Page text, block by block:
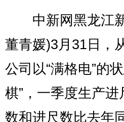
中新网黑龙江新
董青媛)3月31日，
公司以“满格电”的
棋”，一季度生产
数和进尺数比去年